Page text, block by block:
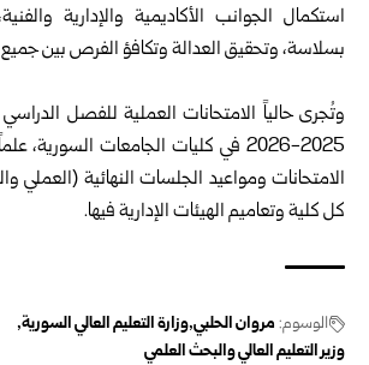
استكمال الجوانب الأكاديمية والإدارية
بسلاسة، وتحقيق العدالة وتكافؤ الفرص بين جميع
‌‌‏وتُجرى حالياً الامتحانات العملية للفصل الدراسي
2025-2026 في كليات الجامعات
الامتحانات ومواعيد الجلسات النهائية
كل كلية وتعاميم الهيئات الإدارية فيها.
الوسوم: مروان الحلبي وزارة التعليم العالي السورية
وزير التعليم العالي والبحث العلمي